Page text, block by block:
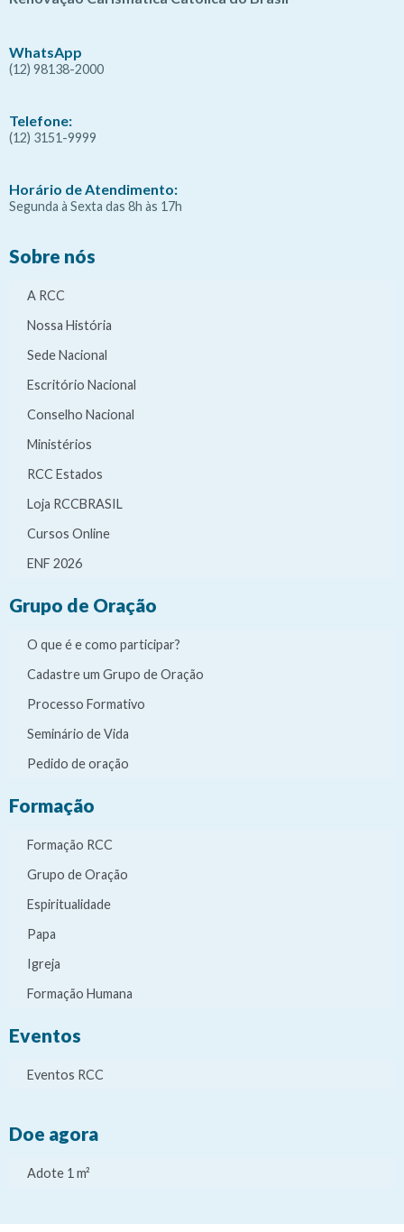
WhatsApp
(12) 98138-2000
Telefone:
(12) 3151-9999
Horário de Atendimento:
Segunda à Sexta das 8h às 17h
Sobre nós
A RCC
Nossa História
Sede Nacional
Escritório Nacional
Conselho Nacional
Ministérios
RCC Estados
Loja RCCBRASIL
Cursos Online
ENF 2026
Grupo de Oração
O que é e como participar?
Cadastre um Grupo de Oração
Processo Formativo
Seminário de Vida
Pedido de oração
Formação
Formação RCC
Grupo de Oração
Espiritualidade
Papa
Igreja
Formação Humana
Eventos
Eventos RCC
Doe agora
Adote 1 m²